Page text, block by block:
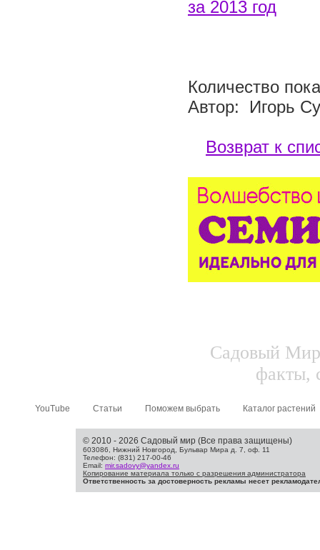
за 2013 год
Количество
Автор: Игорь
Возврат к
Садовый
факты,
YouTube Статьи Поможем выбрать Каталог растений
© 2010 - 2026 Садовый мир (Все права защищены)
603086, Нижний Новгород, Бульвар Мира д. 7, оф. 11
Телефон: (831) 217-00-46
Email: mir.sadovy@yandex.ru
Копирование материала только с разрешения администратора
Ответственность за достоверность рекламы несет